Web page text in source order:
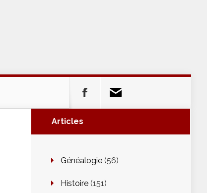
Articles
Généalogie (56)
Histoire (151)